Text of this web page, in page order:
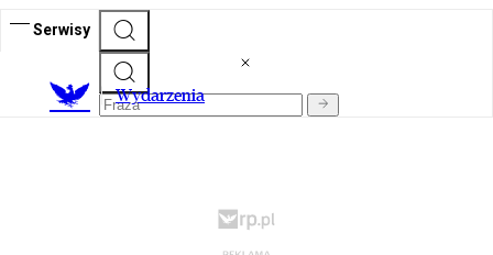
Serwisy
Wydarzenia